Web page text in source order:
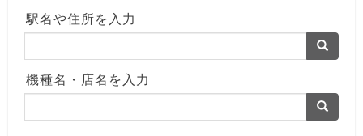
駅名や住所を入力
機種名・店名を入力